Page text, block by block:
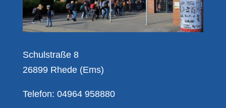
Schulstraße 8
26899 Rhede (Ems)
Telefon: 04964 958880